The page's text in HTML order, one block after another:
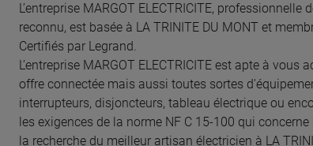
L’entreprise MARGOT ELECTRICITE, professionnelle
reconnu, est basée à LA TRINITE DU MONT et
Certifiés par Legrand.​
L’entreprise MARGOT ELECTRICITE est apte à
offre connectée mais aussi toutes sortes
interrupteurs, disjoncteurs, tableau électrique ou
les exigences de la norme NF C 15-100 qui
la recherche du meilleur artisan électricien à LA